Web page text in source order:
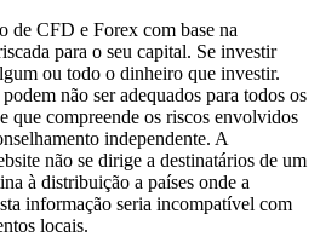
de CFD e Forex com base na
para o seu capital. Se investir
ou todo o dinheiro que investir.
não ser adequados para todos os
que compreende os riscos envolvidos
independente. A
não se dirige a destinatários de um
à distribuição a países onde a
informação seria incompatível com
locais.